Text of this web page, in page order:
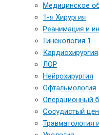
Медицинское
1-я Хирургия
Реанимация и
Гинекология 1
Кардиохирургия
ЛОР
Нейрохирургия
Офтальмология
Операционный
Сосудистый
Травматология